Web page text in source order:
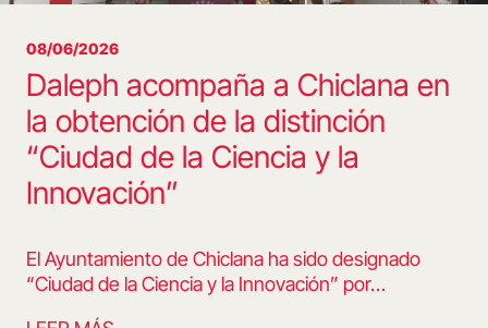
08/06/2026
Daleph acompaña a Chiclana en
la obtención de la distinción
“Ciudad de la Ciencia y la
Innovación”
El Ayuntamiento de Chiclana ha sido designado
“Ciudad de la Ciencia y la Innovación” por…